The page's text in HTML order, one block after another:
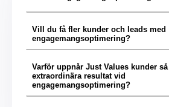
Vill du få fler kunder och leads med
engagemangsoptimering?
Varför uppnår Just Values kunder så
extraordinära resultat vid
engagemangsoptimering?